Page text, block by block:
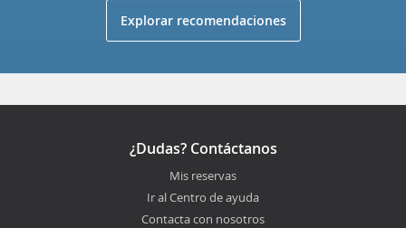
Explorar recomendaciones
¿Dudas? Contáctanos
Mis reservas
Ir al Centro de ayuda
Contacta con nosotros